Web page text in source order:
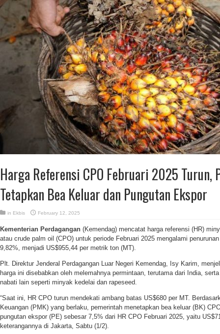
Harga Referensi CPO Februari 2025 Turun,
Tetapkan Bea Keluar dan Pungutan Ekspor
in Ekbis February 12, 2025
Kementerian Perdagangan (Kemendag) mencatat harga referensi (HR)
atau crude palm oil (CPO) untuk periode Februari 2025 mengalami
9,82%, menjadi US$955,44 per metrik ton (MT).
Plt. Direktur Jenderal Perdagangan Luar Negeri Kemendag, Isy Karim,
harga ini disebabkan oleh melemahnya permintaan, terutama dari India,
nabati lain seperti minyak kedelai dan rapeseed.
“Saat ini, HR CPO turun mendekati ambang batas US$680 per MT.
Keuangan (PMK) yang berlaku, pemerintah menetapkan bea keluar (BK)
pungutan ekspor (PE) sebesar 7,5% dari HR CPO Februari 2025, yaitu
keterangannya di Jakarta, Sabtu (1/2).